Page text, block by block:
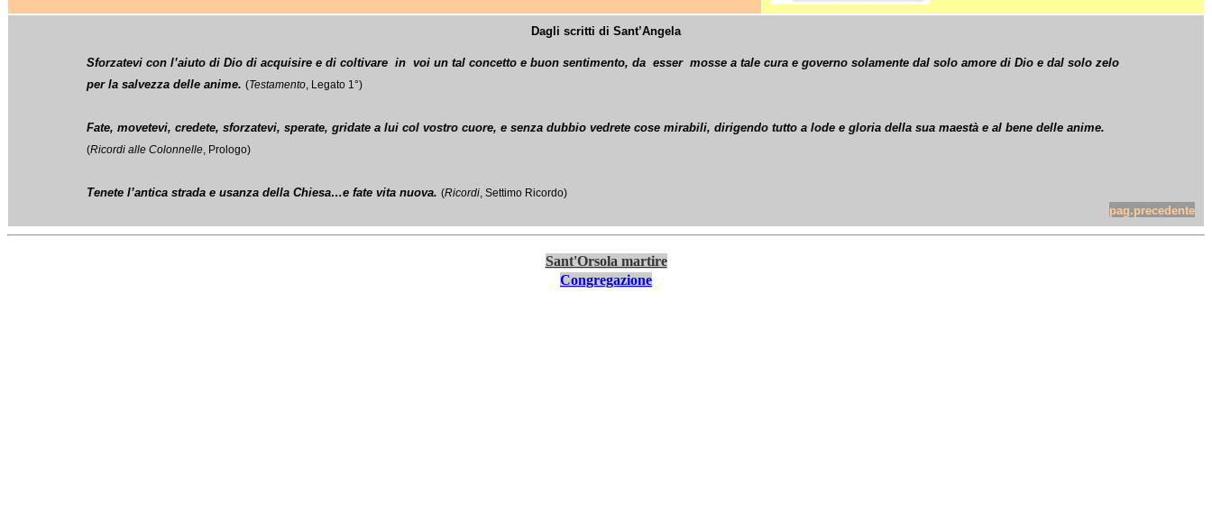
Dagli scritti di Sant’Angela
Sforzatevi con l’aiuto di Dio di acquisire e di coltivare in voi un tal concetto e buon sentimento, da esser mosse a tale cura e governo solamente dal solo amore di Dio e dal solo zelo
per la salvezza delle anime. (Testamento, Legato 1°)
Fate, movetevi, credete, sforzatevi, sperate, gridate a lui col vostro cuore, e senza dubbio vedrete cose mirabili, dirigendo tutto a lode e gloria della sua maestà e al bene delle anime.
(Ricordi alle Colonnelle, Prologo)
Tenete l’antica strada e usanza della Chiesa…e fate vita nuova. (Ricordi, Settimo Ricordo)
pag.precedente
Sant'Orsola martire
Congregazione